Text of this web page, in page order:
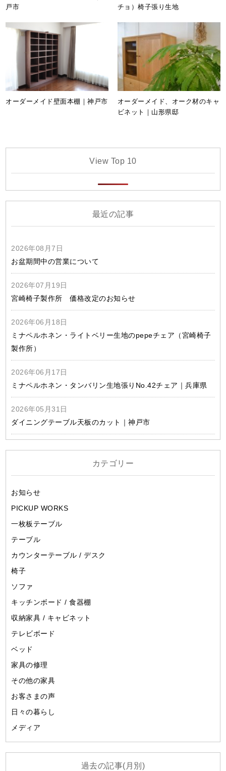
戸市 チョ）椅子張り生地
オーダーメイド壁面本棚｜神戸市
オーダーメイド、オーク材のキャ
ビネット｜山形県邸
View Top 10
最近の記事
2026年08月7日
お盆期間中の営業について
2026年07月19日
宮崎椅子製作所 価格改定のお知らせ
2026年06月18日
ミナペルホネン・ライトベリー生地のpepeチェア（宮崎椅子
製作所）
2026年06月17日
ミナペルホネン・タンバリン生地張りNo.42チェア｜兵庫県
2026年05月31日
ダイニングテーブル天板のカット｜神戸市
カテゴリー
お知らせ
PICKUP WORKS
一枚板テーブル
テーブル
カウンターテーブル / デスク
椅子
ソファ
キッチンボード / 食器棚
収納家具 / キャビネット
テレビボード
ベッド
家具の修理
その他の家具
お客さまの声
日々の暮らし
メディア
過去の記事(月別)